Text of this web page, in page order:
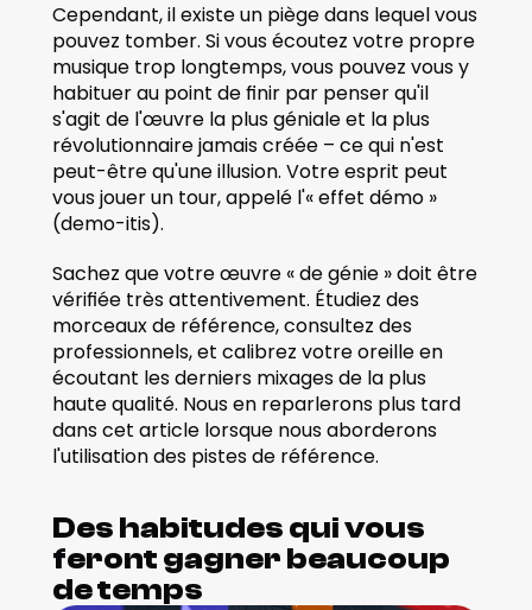
Cependant, il existe un piège dans lequel vous
pouvez tomber. Si vous écoutez votre propre
musique trop longtemps, vous pouvez vous y
habituer au point de finir par penser qu'il
s'agit de l'œuvre la plus géniale et la plus
révolutionnaire jamais créée – ce qui n'est
peut-être qu'une illusion. Votre esprit peut
vous jouer un tour, appelé l'« effet démo »
(demo-itis).
Sachez que votre œuvre « de génie » doit être
vérifiée très attentivement. Étudiez des
morceaux de référence, consultez des
professionnels, et calibrez votre oreille en
écoutant les derniers mixages de la plus
haute qualité. Nous en reparlerons plus tard
dans cet article lorsque nous aborderons
l'utilisation des pistes de référence.
Des habitudes qui vous
feront gagner beaucoup
de temps